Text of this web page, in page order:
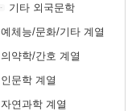
기타 외국문학
예체능/문화/기타 계열
의약학/간호 계열
인문학 계열
자연과학 계열